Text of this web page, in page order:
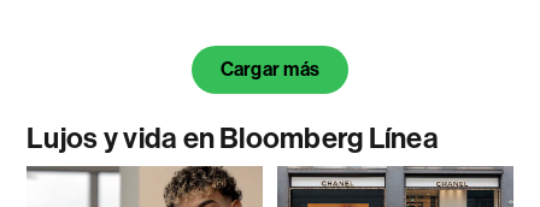
Cargar más
Lujos y vida en Bloomberg Línea